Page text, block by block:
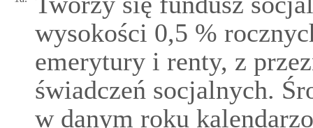
wysokości 0,5 %
emerytury i renty, z
świadczeń socjalnych.
w danym roku